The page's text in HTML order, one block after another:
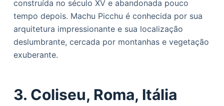
construída no século XV e abandonada pouco
tempo depois. Machu Picchu é conhecida por sua
arquitetura impressionante e sua localização
deslumbrante, cercada por montanhas e vegetação
exuberante.
3. Coliseu, Roma, Itália